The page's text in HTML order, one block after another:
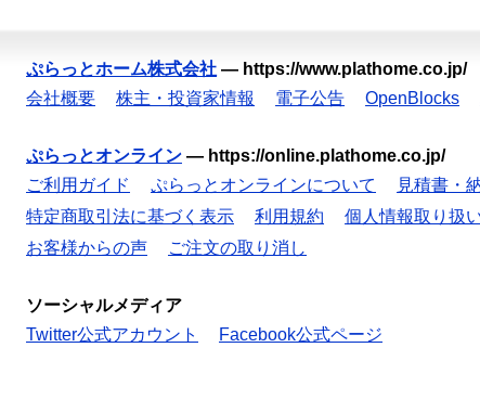
ぷらっとホーム株式会社 — https://www.plathome.co.jp/
会社概要
株主・投資家情報 電子公告 OpenBlocks
ぷらっとオンライン — https://online.plathome.co.jp/
ご利用ガイド
ぷらっとオンラインについて 見積書・
特定商取引法に基づく表示
利用規約 個人情報取り扱
お客様からの声
ご注文の取り消し
ソーシャルメディア
Twitter公式アカウント
Facebook公式ページ